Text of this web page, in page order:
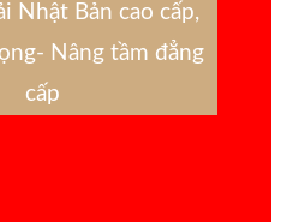
Nhật Bản cao cấp,
Nâng tầm đẳng
cấp